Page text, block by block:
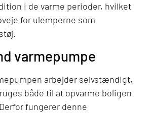
i de varme perioder, hvilket
for ulemperne som
varmepumpe
arbejder selvstændigt,
både til at opvarme boligen
fungerer denne